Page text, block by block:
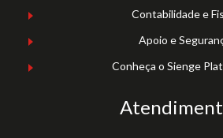
Contabilidade e
Apoio e
Conheça o Sienge